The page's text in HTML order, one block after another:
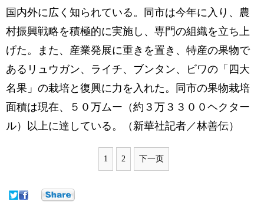
国内外に広く知られている。同市は今年に入り、農
村振興戦略を積極的に実施し、専門の組織を立ち上
げた。また、産業発展に重きを置き、特産の果物で
あるリュウガン、ライチ、ブンタン、ビワの「四大
名果」の栽培と復興に力を入れた。同市の果物栽培
面積は現在、５０万ムー（約３万３３００ヘクター
ル）以上に達している。（新華社記者／林善伝）
1 2 下一页